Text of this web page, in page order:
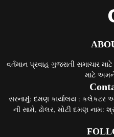
વર્તમાન પ્રવાહ ગુજરાતી સમાચાર
માટે
સરનામું: દમણ કાર્યાલય : કલેકટર
ની સામે, ઢોલર, મોટી દમણ નામ: